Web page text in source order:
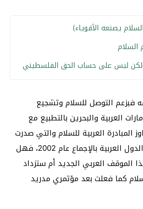
السلام
ليس على حساب الحق الفلسطيني
فبزعم التوصل للسلام وتشجيع
العربية والبحرين بالتطبيع مع
المبادرة العربية للسلام والتي صدرت
كقرار صادر عن جامعة الدول العربية بالإجماع عام 2002، فهل
الموقف العربي الجديد أم ستزداد
كما فعلت بعد مؤتمري مدريد